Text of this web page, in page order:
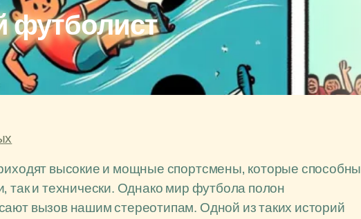
футболист
высокие и мощные спортсмены, которые способны
так и технически. Однако мир футбола полон
вызов нашим стереотипам. Одной из таких историй